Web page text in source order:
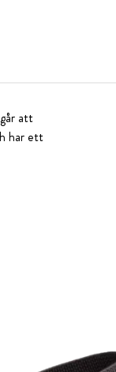
att
har ett